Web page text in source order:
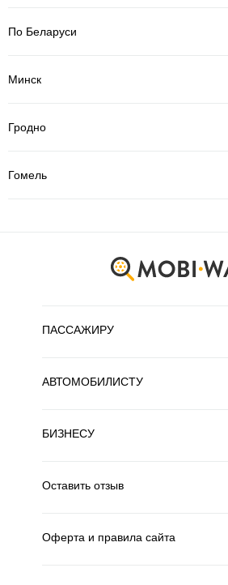
По Беларуси
Минск
Гродно
Гомель
ПАССАЖИРУ
АВТОМОБИЛИСТУ
БИЗНЕСУ
Оставить отзыв
Оферта и правила сайта